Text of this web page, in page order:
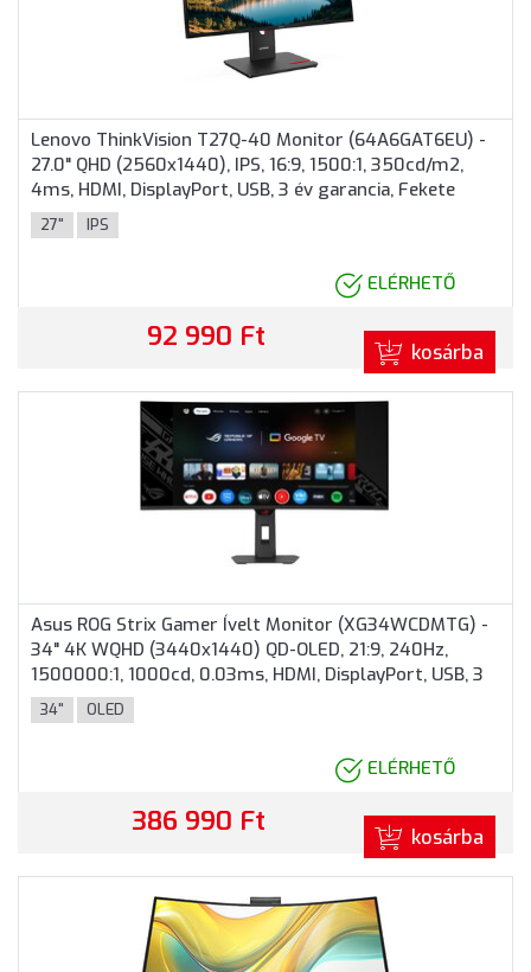
Lenovo ThinkVision T27Q-40 Monitor (64A6GAT6EU) -
27.0" QHD (2560x1440), IPS, 16:9, 1500:1, 350cd/m2,
4ms, HDMI, DisplayPort, USB, 3 év garancia, Fekete
színben
27" IPS
ELÉRHETŐ
92 990 Ft kosárba
Asus ROG Strix Gamer Ívelt Monitor (XG34WCDMTG) -
34" 4K WQHD (3440x1440) QD-OLED, 21:9, 240Hz,
1500000:1, 1000cd, 0.03ms, HDMI, DisplayPort, USB, 3
év garancia, Fekete színben
34" OLED
ELÉRHETŐ
386 990 Ft kosárba